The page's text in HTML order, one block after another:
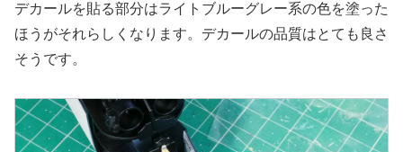
デカールを貼る部分はライトブルーグレー系の色を塗った
ほうがそれらしくなります。デカールの品質はとても良さ
そうです。